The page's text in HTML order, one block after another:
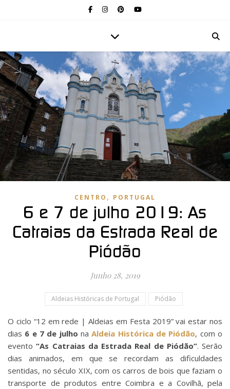
CENTRO , PORTUGAL
6 e 7 de julho 2019: As
Catraias da Estrada Real de
Piódão
Junho 28, 2019
Aldeias Históricas de Portugal Piódão
O ciclo “12 em rede | Aldeias em Festa 2019” vai estar nos
dias 6 e 7 de julho naAldeia Histórica de Piódão, com o
evento“As Catraias da Estrada Real de Piódão”. Serão
dias animados, em que se recordam as dificuldades
sentidas, no século XIX, com os carros de bois que faziam o
transporte de produtos entre Coimbra e a Covilhã, pela